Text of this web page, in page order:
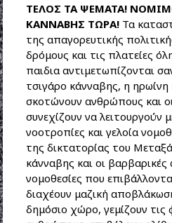
ΤΕΛΟΣ ΤΑ ΨΕΜΑΤΑ!
ΚΑΝΝΑΒΗΣ ΤΩΡΑ!Τα
της απαγορευτικής
δρόμους και τις πλατείες
παιδια αντιμετωπίζονται
τσιγάρο κάνναβης, η ηρωίνη
σκοτώνουν ανθρώπους και
συνεχίζουν να λειτουργούν
νοοτροπίες και γελοία
της δικτατορίας του
κάνναβης και οι βαρβαρικές
νομοθεσίες που
διαχέουν μαζική
δημόσιο χώρο, γεμίζουν τις